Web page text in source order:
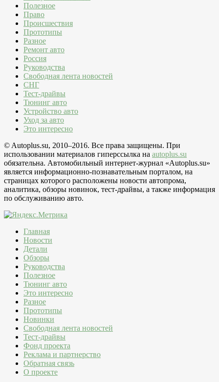
Полезное
Право
Происшествия
Прототипы
Разное
Ремонт авто
Россия
Руководства
Свободная лента новостей
СНГ
Тест-драйвы
Тюнинг авто
Устройство авто
Уход за авто
Это интересно
© Autoplus.su, 2010–2016. Все права защищены. При
использовании материалов гиперссылка на autoplus.su
обязательна. Автомобильный интернет-журнал «Autoplus.su»
является информационно-познавательным порталом, на
страницах которого расположены новости автопрома,
аналитика, обзоры новинок, тест-драйвы, а также информация
по обслуживанию авто.
Главная
Новости
Детали
Обзоры
Руководства
Полезное
Тюнинг авто
Это интересно
Разное
Прототипы
Новинки
Свободная лента новостей
Тест-драйвы
Фонд проекта
Реклама и партнерство
Обратная связь
О проекте